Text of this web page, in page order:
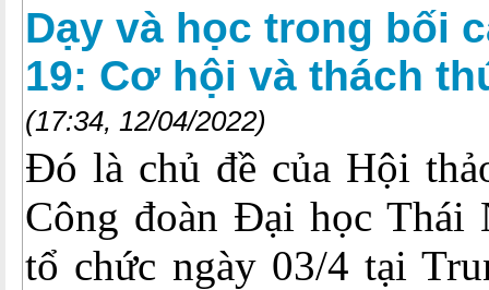
Dạy và học trong bối
19: Cơ hội và thách
(17:34, 12/04/2022)
Đó là chủ đề của Hội
Công đoàn Đại học Thái
tổ chức ngày 03/4 tại